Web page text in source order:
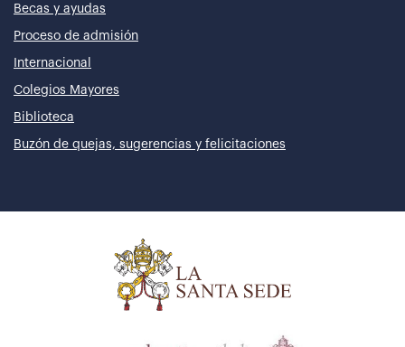
Becas y ayudas
Proceso de admisión
Internacional
Colegios Mayores
Biblioteca
Buzón de quejas, sugerencias y felicitaciones